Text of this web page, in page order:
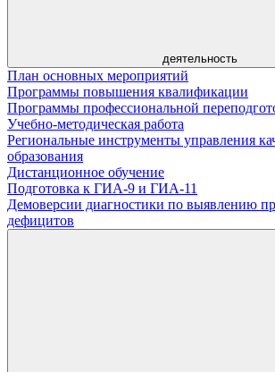
деятельность
План основных мероприятий
Программы повышения квалификации
Программы профессиональной
Учебно-методическая работа
Региональные инструменты управления
образования
Дистанционное обучение
Подготовка к ГИА-9 и ГИА-11
Демоверсии диагностики по выявлению
дефицитов